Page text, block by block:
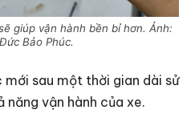
giúp vận hành bền bỉ hơn. Ảnh:
Bảo Phúc.
mới sau một thời gian dài sử
vận hành của xe.